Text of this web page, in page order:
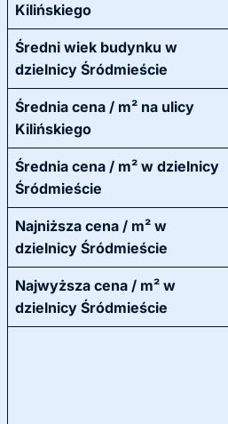
Kilińskiego
Średni wiek budynku w
dzielnicy Śródmieście
Średnia cena / m² na ulicy
Kilińskiego
Średnia cena / m² w dzielnicy
Śródmieście
Najniższa cena / m² w
dzielnicy Śródmieście
Najwyższa cena / m² w
dzielnicy Śródmieście